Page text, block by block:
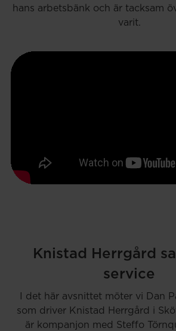
hans arbetsbänk och är tacksam
varit.
Knistad Herrgård
service
I det här avsnittet möter vi Dan
som driver Knistad Herrgård i
är kompanjon med Steffo